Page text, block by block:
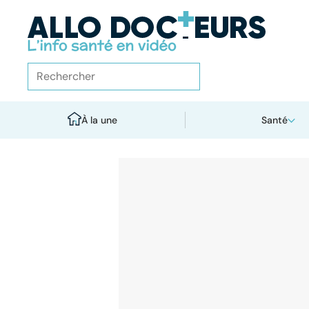
À la une Santé